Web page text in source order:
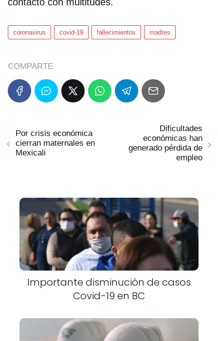
coronavirus covid-19 fallecimientos madres
COMPARTE
Por crisis económica
cierran maternales en
Mexicali
Dificultades
económicas han
generado pérdida de
empleo
Importante disminución de casos
Covid-19 en BC